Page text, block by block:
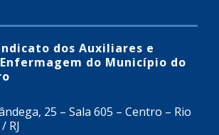
dos Auxiliares e
do Município do
25 – Sala 605 – Centro – Rio
RJ